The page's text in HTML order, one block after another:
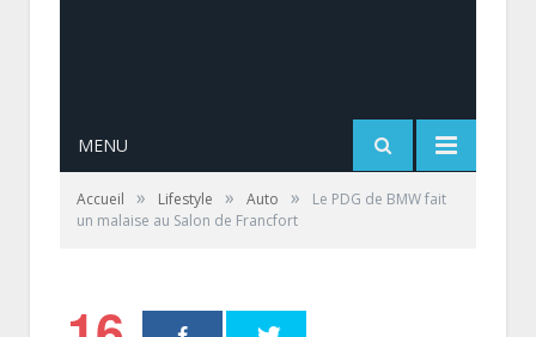
MENU
Accueil » Lifestyle » Auto »
Le PDG de BMW fait
un malaise au Salon de Francfort